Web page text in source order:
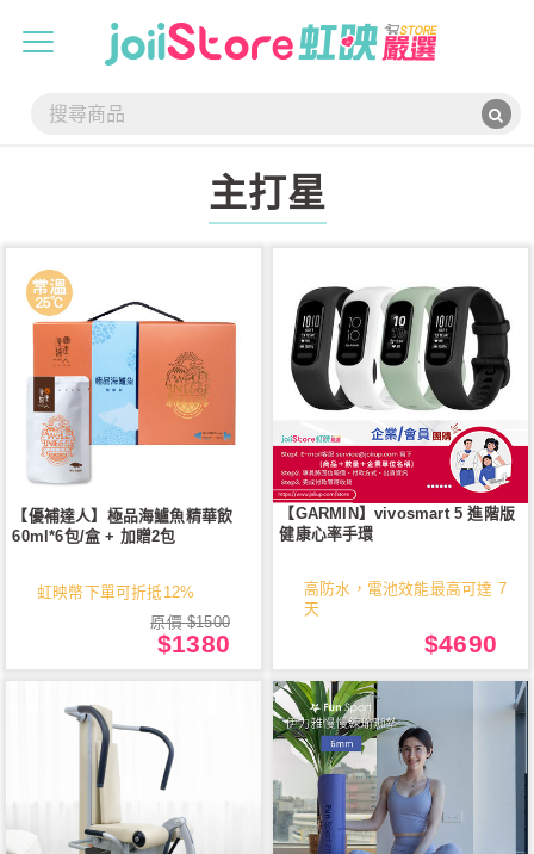
主打星
【優補達人】極品海鱸魚精華飲
60ml*6包/盒 + 加贈2包
虹映幣下單可折抵12%
原價 $1500
$1380
【GARMIN】vivosmart 5 進階版
健康心率手環
高防水，電池效能最高可達 7
天
$4690